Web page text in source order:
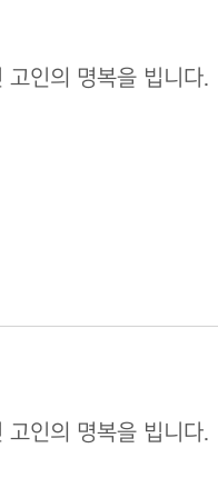
인의 명복을 빕니다.
인의 명복을 빕니다.